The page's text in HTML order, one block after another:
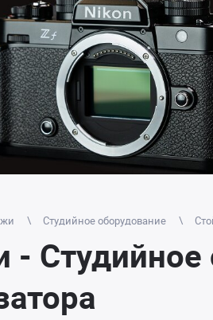
Студийное оборудование
Студийное